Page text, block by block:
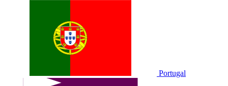
Portugal